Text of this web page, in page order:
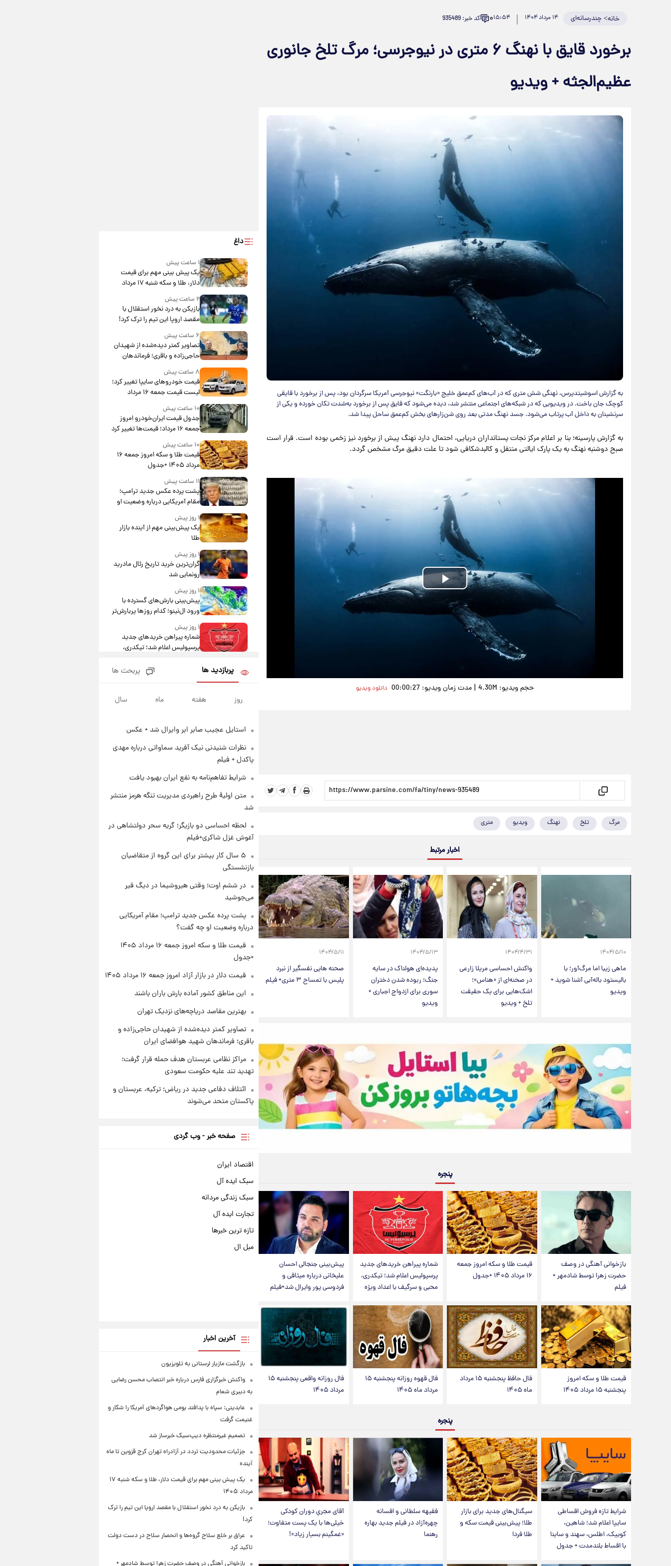
خانه> چندرسانه‌ای ۱۴ مرداد ۱۴۰۴ ۱۵:۵۴۰ کد خبر: 935489
برخورد قایق با نهنگ ۶ متری در نیوجرسی؛ مرگ تلخ جانوری
عظیم‌الجثه + ویدیو
به گزارش اسوشیتدپرس، نهنگی شش متری که در آب‌های کم‌عمق خلیج «بارنگت» نیوجرسی آمریکا سرگردان بود، پس از برخورد با قایقی
کوچک جان باخت. در ویدیویی که در شبکه‌های اجتماعی منتشر شد، دیده می‌شود که قایق پس از برخورد به‌شدت تکان خورده و یکی از
سرنشینان به داخل آب پرتاب می‌شود. جسد نهنگ مدتی بعد روی شن‌زارهای بخش کم‌عمق ساحل پیدا شد.
به گزارش پارسینه؛ بنا بر اعلام مرکز نجات پستانداران دریایی، احتمال دارد نهنگ پیش از برخورد نیز زخمی بوده است. قرار است
صبح دوشنبه نهنگ به یک پارک ایالتی منتقل و کالبدشکافی شود تا علت دقیق مرگ مشخص گردد.
Play
Video
حجم ویدیو: 4.30M | مدت زمان ویدیو: 00:00:27 دانلود ویدیو
مرگ تلخ نهنگ ویدیو متری
اخبار مرتبط
۱۴۰۴/۵/۱۰
ماهی‌ زیبا اما مرگ‌آور؛ با
بالیستود باله‌آبی آشنا شوید +
ویدیو
۱۴۰۴/۴/۳۱
واکنش احساسی مریلا زارعی
در صحنه‌ای از «هناس»؛
اشک‌هایی برای یک حقیقت
تلخ + ویدیو
۱۴۰۴/۵/۱۳
پدیده‌ای هولناک در سایه
جنگ؛ ربوده شدن دختران
سوری برای ازدواج اجباری +
ویدیو
۱۴۰۴/۵/۱۱
صحنه هایی نفسگیر از نبرد
پلیس با تمساح ۳ متری+ فیلم
پنجره
بازخوانی آهنگی در وصف
حضرت زهرا توسط شادمهر +
فیلم
قیمت طلا و سکه امروز جمعه
۱۶ مرداد ۱۴۰۵ +جدول
شماره پیراهن خریدهای جدید
پرسپولیس اعلام شد؛ تیکدری،
محبی و سرگیف با اعداد ویژه
پیش‌بینی جنجالی احسان
علیخانی درباره میثاقی و
فردوسی پور وایرال شد+فیلم
قیمت طلا و سکه امروز
پنجشنبه ۱۵ مرداد ۱۴۰۵
فال حافظ پنجشنبه ۱۵ مرداد
ماه ۱۴۰۵
فال قهوه روزانه پنجشنبه ۱۵
مرداد ماه ۱۴۰۵
فال روزانه واقعی پنجشنبه ۱۵
مرداد ۱۴۰۵
پنجره
شرایط تازه فروش اقساطی
سایپا اعلام شد؛ شاهین،
کوییک، اطلس، سهند و ساینا
با اقساط بلندمدت + جدول
سیگنال‌های جدید برای بازار
طلا؛ پیش‌بینی قیمت سکه و
طلا فردا
فقیهه سلطانی و افسانه
چهره‌آزاد در فیلم جدید بهاره
رهنما
آقای مجریِ دوران کودکی
خیلی‌ها با یک پست متفاوت؛
«غمگینم بسیار زیاد»!
داغ
۱ ساعت پیش
یک پیش ‌بینی مهم برای قیمت
دلار، طلا و سکه شنبه ۱۷ مرداد
۲ ساعت پیش
بازیکن به درد نخور استقلال با
مقصد اروپا این تیم را ترک کرد!
۶ ساعت پیش
تصاویر کمتر دیده‌شده از شهیدان
حاجی‌زاده و باقری؛ فرماندهان
۸ ساعت پیش
قیمت خودروهای سایپا تغییر کرد؛
لیست قیمت جمعه ۱۶ مرداد
منتشر شد
۱۰ ساعت پیش
جدول قیمت ایران‌خودرو امروز
جمعه ۱۶ مرداد؛ قیمت‌ها تغییر کرد
۱۰ ساعت پیش
قیمت طلا و سکه امروز جمعه ۱۶
مرداد ۱۴۰۵ +جدول
۱۱ ساعت پیش
پشت پرده عکس جدید ترامپ؛
مقام آمریکایی درباره وضعیت او
چه گفت؟
۱ روز پیش
یک پیش‌بینی مهم از آینده بازار
طلا
۱ روز پیش
گران‌ترین خرید تاریخ رئال مادرید
رونمایی شد
۱ روز پیش
پیش‌بینی بارش‌های گسترده با
ورود ال‌نینو؛ کدام روزها پربارش‌تر
خواهند بود؟
۱ روز پیش
شماره پیراهن خریدهای جدید
پرسپولیس اعلام شد؛ تیکدری،
جزئیات فعال‌سازی «کیف پول
ایران» اعلام شد+فیلم
۱ روز پیش
۱۵ مرداد ۱۴۰۵ +جدول
قیمت طلا و سکه امروز پنجشنبه
شارژ جدید کالابرگ برای سه
دهک؛ جزئیات اعلام شد
پربازدید ها پربحث ها
روز هفته ماه سال
استایل عجیب صابر ابر وایرال شد + عکس
نظرات شنیدنی نیک آفرید سماواتی درباره مهدی
پاکدل + فیلم
شرایط تفاهم‌نامه به نفع ایران بهبود یافت
متن اولیۀ طرح راهبردی مدیریت تنگه هرمز منتشر
شد
لحظه احساسی دو بازیگر؛ گریه سحر دولتشاهی در
آغوش غزل شاکری+فیلم
۵ سال کار بیشتر برای این گروه از متقاضیان
بازنشستگی
در ششم اوت؛ وقتی هیروشیما در دیگ قیر
می‌جوشید
پشت پرده عکس جدید ترامپ؛ مقام آمریکایی
درباره وضعیت او چه گفت؟
قیمت طلا و سکه امروز جمعه ۱۶ مرداد ۱۴۰۵
+جدول
قیمت دلار در بازار آزاد امروز جمعه ۱۶ مرداد ۱۴۰۵
این مناطق کشور آماده بارش باران باشند
بهترین مقاصد دریاچه‌های نزدیک تهران
تصاویر کمتر دیده‌شده از شهیدان حاجی‌زاده و
باقری؛ فرماندهان شهید هوافضای ایران
مراکز نظامی عربستان هدف حمله قرار گرفت؛
تهدید تند علیه حکومت سعودی
ائتلاف دفاعی جدید در ریاض؛ ترکیه، عربستان و
پاکستان متحد می‌شوند
صفحه خبر - وب گردی
اقتصاد ایران
سبک ایده آل
سبک زندگی مردانه
تجارت ایده آل
تازه ترین خبرها
مبل ال
آخرین اخبار
بازگشت مازیار لرستانی به تلویزیون
واکنش خبرگزاری فارس درباره خبر انتصاب محسن رضایی
به دبیری شعام
عابدینی: سپاه با پدافند بومی هواگردهای آمریکا را شکار و
غنیمت گرفت
تصمیم غیرمنتظره دیپ‌سیک خبرساز شد
جزئیات محدودیت تردد در آزادراه تهران کرج قزوین تا ماه
آینده
یک پیش ‌بینی مهم برای قیمت دلار، طلا و سکه شنبه ۱۷
مرداد ۱۴۰۵
بازیکن به درد نخور استقلال با مقصد اروپا این تیم را ترک
کرد!
عراق بر خلع سلاح گروه‌ها و انحصار سلاح در دست دولت
تاکید کرد
بازخوانی آهنگی در وصف حضرت زهرا توسط شادمهر +